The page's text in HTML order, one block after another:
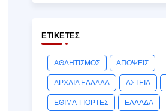
ΕΤΙΚΈΤΕΣ
ΑΘΛΗΤΙΣΜΟΣ ΑΠΟΨΕΙΣ
ΑΡΧΑΙΑ ΕΛΛΑΔΑ ΑΣΤΕΙΑ
ΕΘΙΜΑ-ΓΙΟΡΤΕΣ ΕΛΛΑΔΑ